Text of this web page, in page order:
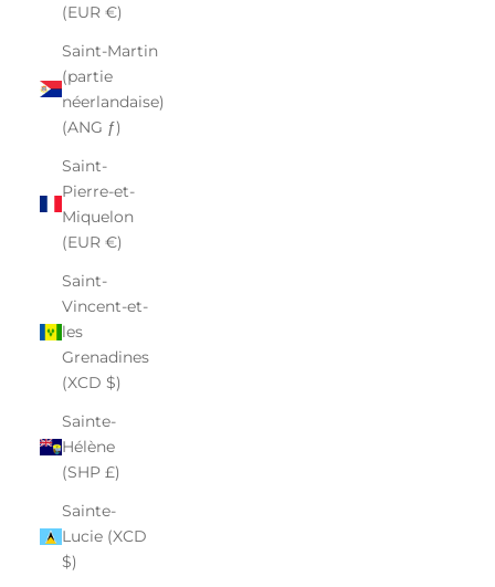
(EUR €)
Saint-Martin
(partie
néerlandaise)
(ANG ƒ)
Saint-
Pierre-et-
Miquelon
(EUR €)
Saint-
Vincent-et-
les
Grenadines
(XCD $)
Sainte-
Hélène
(SHP £)
Sainte-
Lucie (XCD
$)